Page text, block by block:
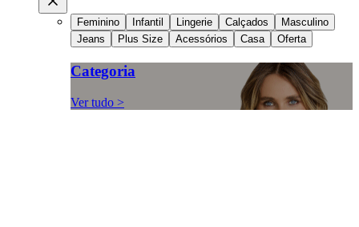
Feminino Infantil Lingerie Calçados
Masculino
Jeans
Plus Size Acessórios Casa Oferta
Categoria
Ver tudo >